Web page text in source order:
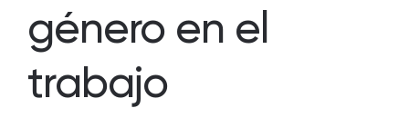
género en el
trabajo